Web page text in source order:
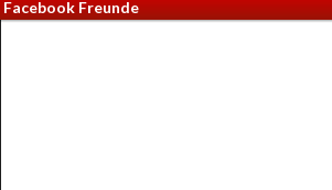
Facebook Freunde